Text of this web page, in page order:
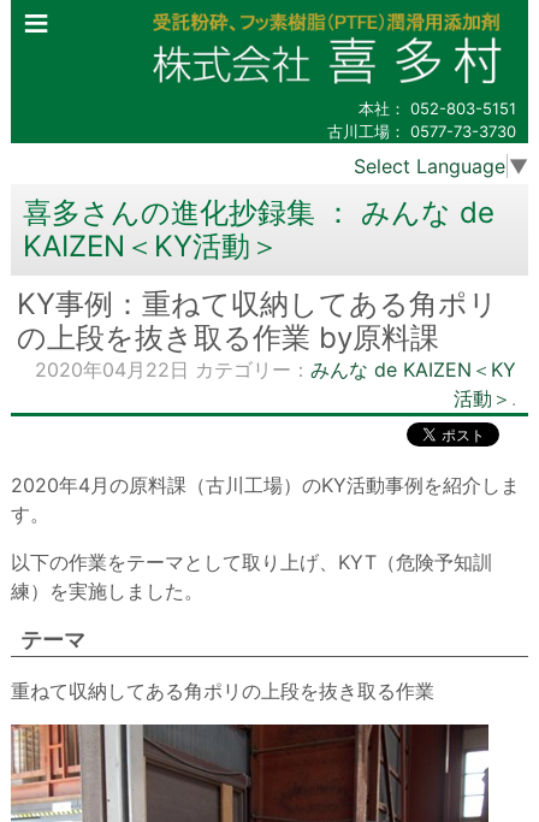
本社：052-803-5151
古川工場：0577-73-3730
Select Language ▼
喜多さんの進化抄録集 ： みんな de
KAIZEN＜KY活動＞
KY事例：重ねて収納してある角ポリ
の上段を抜き取る作業 by原料課
2020年04月22日 カテゴリー：みんな de KAIZEN＜KY
活動＞ .
2020年4月の原料課（古川工場）のKY活動事例を紹介しま
す。
以下の作業をテーマとして取り上げ、KYT（危険予知訓
練）を実施しました。
テーマ
重ねて収納してある角ポリの上段を抜き取る作業